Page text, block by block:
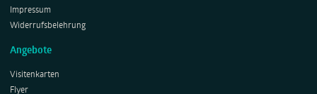
Impressum
Widerrufsbelehrung
Angebote
Visitenkarten
Flyer